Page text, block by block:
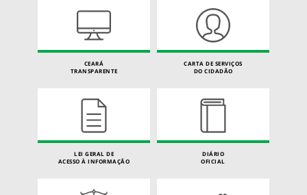
CEARÁ
TRANSPARENTE
CARTA DE SERVIÇOS
DO CIDADÃO
LEI GERAL DE
ACESSO À INFORMAÇÃO
DIÁRIO
OFICIAL